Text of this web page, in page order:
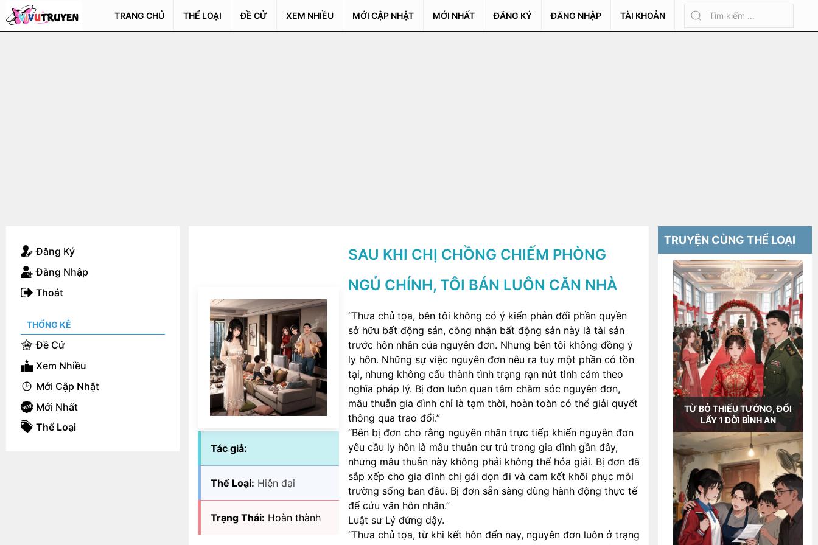
TRANG CHỦ THỂ LOẠI ĐỀ CỬ XEM NHIỀU MỚI CẬP NHẬT MỚI NHẤT ĐĂNG KÝ ĐĂNG NHẬP TÀI KHOẢN
SAU KHI CHỊ CHỒNG CHIẾM PHÒNG
NGỦ CHÍNH, TÔI BÁN LUÔN CĂN NHÀ
Tác giả:
Thể Loại: Hiện đại
Trạng Thái: Hoàn thành
“Thưa chủ tọa, bên tôi không có ý kiến phản đối phần quyền
sở hữu bất động sản, công nhận bất động sản này là tài sản
trước hôn nhân của nguyên đơn. Nhưng bên tôi không đồng ý
ly hôn. Những sự việc nguyên đơn nêu ra tuy một phần có tồn
tại, nhưng không cấu thành tình trạng rạn nứt tình cảm theo
nghĩa pháp lý. Bị đơn luôn quan tâm chăm sóc nguyên đơn,
mâu thuẫn gia đình chỉ là tạm thời, hoàn toàn có thể giải quyết
thông qua trao đổi.”
“Bên bị đơn cho rằng nguyên nhân trực tiếp khiến nguyên đơn
yêu cầu ly hôn là mâu thuẫn cư trú trong gia đình gần đây,
nhưng mâu thuẫn này không phải không thể hóa giải. Bị đơn đã
sắp xếp cho gia đình chị gái dọn đi và cam kết khôi phục môi
trường sống ban đầu. Bị đơn sẵn sàng dùng hành động thực tế
để cứu vãn hôn nhân.”
Luật sư Lý đứng dậy.
“Thưa chủ tọa, từ khi kết hôn đến nay, nguyên đơn luôn ở trạng
Đăng Ký
Đăng Nhập
Thoát
THỐNG KÊ
Đề Cử
Xem Nhiều
Mới Cập Nhật
Mới Nhất
Thể Loại
TRUYỆN CÙNG THỂ LOẠI
TỪ BỎ THIẾU TƯỚNG, ĐỔI
LẤY 1 ĐỜI BÌNH AN